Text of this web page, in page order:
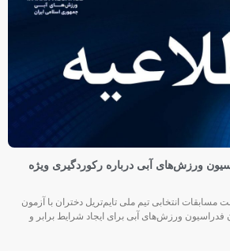
ورزش‌های آبی درباره رکوردگیری ویژه
مسابقات انتخابی تیم ملی تایم‌تریل دختران با آزمون
ورزش‌های آبی برای ایجاد شرایط برابر و